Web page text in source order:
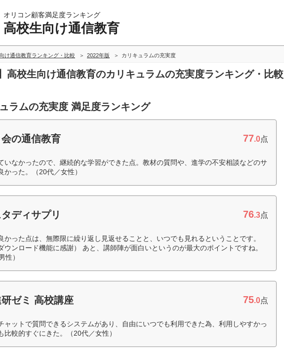
オリコン顧客満足度ランキング
高校生向け通信教育
け通信教育ランキング・比較 2022年版 カリキュラムの充実度
高校生向け通信教育のカリキュラムの充実度ランキング・比較
ラムの充実度 満足度ランキング
会の通信教育 77.0点
いなかったので、継続的な学習ができた点。教材の質問や、進学の不安相談などのサ
かった。（20代／女性）
タディサプリ 76.3点
かった点は、無際限に繰り返し見返せることと、いつでも見れるということです。
ウンロード機能に感謝） あと、講師陣が面白いというのが最大のポイントですね。
性）
ゼミ 高校講座 75.0点
ャットで質問できるシステムがあり、自由にいつでも利用できた為、利用しやすかっ
比較的すぐにきた。（20代／女性）